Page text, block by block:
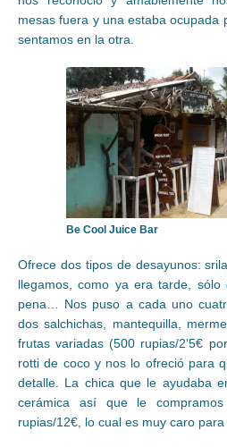
mesas fuera y una estaba ocupada
sentamos en la otra.
Be Cool Juice Bar
Ofrece dos tipos de desayunos:
llegamos, como ya era tarde,
pena… Nos puso a cada uno
dos salchichas, mantequilla,
frutas variadas (500 rupias/2’5€
rotti de coco y nos lo ofreció para
detalle. La chica que le ayudaba
cerámica así que le
rupias/12€, lo cual es muy caro